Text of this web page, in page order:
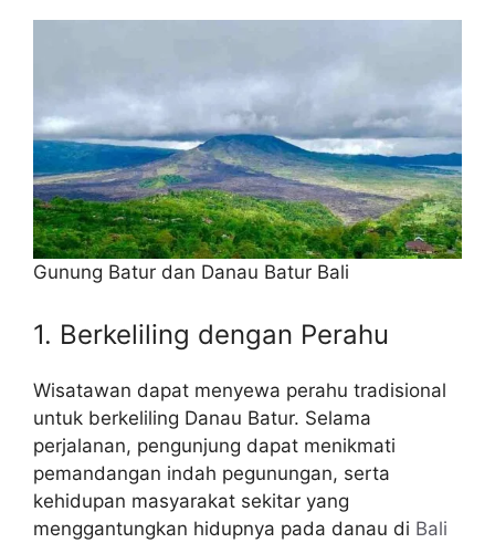
Gunung Batur dan Danau Batur Bali
1. Berkeliling dengan Perahu
Wisatawan dapat menyewa perahu tradisional
untuk berkeliling Danau Batur. Selama
perjalanan, pengunjung dapat menikmati
pemandangan indah pegunungan, serta
kehidupan masyarakat sekitar yang
menggantungkan hidupnya pada danau di Bali